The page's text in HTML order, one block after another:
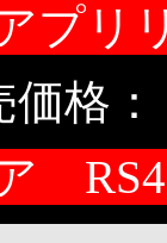
プリ
格